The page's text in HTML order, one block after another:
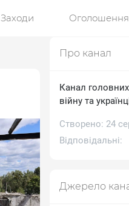
Заходи Оголошення
Про канал
Канал
війну та
Створено: 24
Відповідальні:
Джерело